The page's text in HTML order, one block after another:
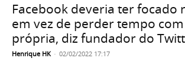
Facebook deveria ter focado
em vez de perder tempo
própria, diz fundador do
Henrique HK - 02/02/2022 17:17